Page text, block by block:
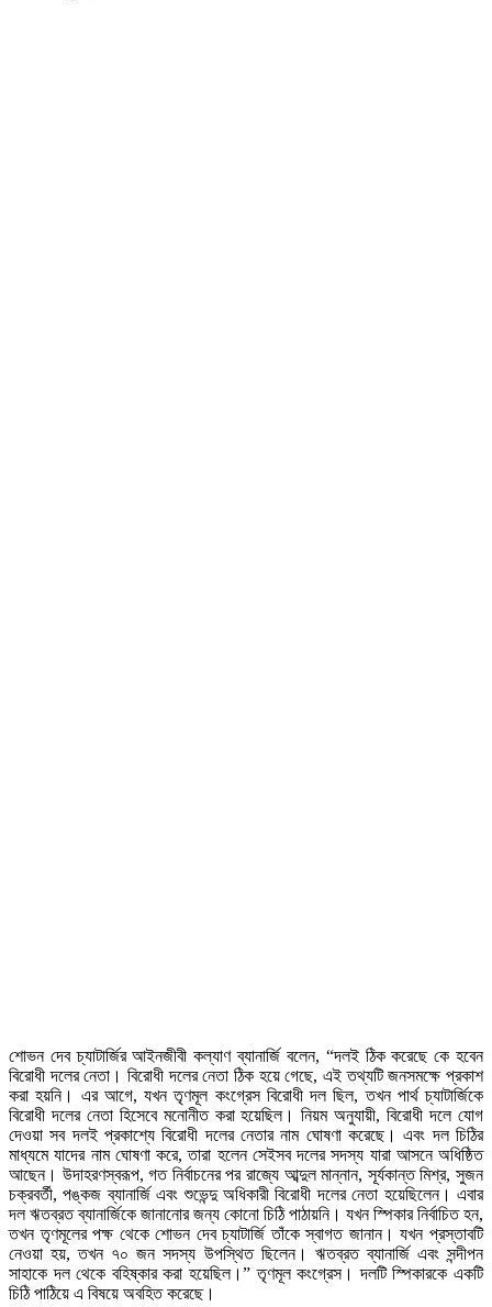
শোভন দেব চ্যাটার্জির আইনজীবী কল্যাণ ব্যানার্জি বলেন, “দলই ঠিক করেছে কে হবেন
বিরোধী দলের নেতা। বিরোধী দলের নেতা ঠিক হয়ে গেছে, এই তথ্যটি জনসমক্ষে প্রকাশ
করা হয়নি। এর আগে, যখন তৃণমূল কংগ্রেস বিরোধী দল ছিল, তখন পার্থ চ্যাটার্জিকে
বিরোধী দলের নেতা হিসেবে মনোনীত করা হয়েছিল। নিয়ম অনুযায়ী, বিরোধী দলে যোগ
দেওয়া সব দলই প্রকাশ্যে বিরোধী দলের নেতার নাম ঘোষণা করেছে। এবং দল চিঠির
মাধ্যমে যাদের নাম ঘোষণা করে, তারা হলেন সেইসব দলের সদস্য যারা আসনে অধিষ্ঠিত
আছেন। উদাহরণস্বরূপ, গত নির্বাচনের পর রাজ্যে আব্দুল মান্নান, সূর্যকান্ত মিশ্র, সুজন
চক্রবর্তী, পঙ্কজ ব্যানার্জি এবং শুভেন্দু অধিকারী বিরোধী দলের নেতা হয়েছিলেন। এবার
দল ঋতব্রত ব্যানার্জিকে জানানোর জন্য কোনো চিঠি পাঠায়নি। যখন স্পিকার নির্বাচিত হন,
তখন তৃণমূলের পক্ষ থেকে শোভন দেব চ্যাটার্জি তাঁকে স্বাগত জানান। যখন প্রস্তাবটি
নেওয়া হয়, তখন ৭০ জন সদস্য উপস্থিত ছিলেন। ঋতব্রত ব্যানার্জি এবং সন্দীপন
সাহাকে দল থেকে বহিষ্কার করা হয়েছিল।” তৃণমূল কংগ্রেস। দলটি স্পিকারকে একটি
চিঠি পাঠিয়ে এ বিষয়ে অবহিত করেছে।